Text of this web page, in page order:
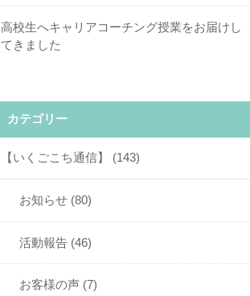
高校生へキャリアコーチング授業をお届けし
てきました
カテゴリー
【いくごこち通信】 (143)
お知らせ (80)
活動報告 (46)
お客様の声 (7)